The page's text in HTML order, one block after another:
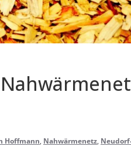
Hoffmann, Nahwärmenetz,